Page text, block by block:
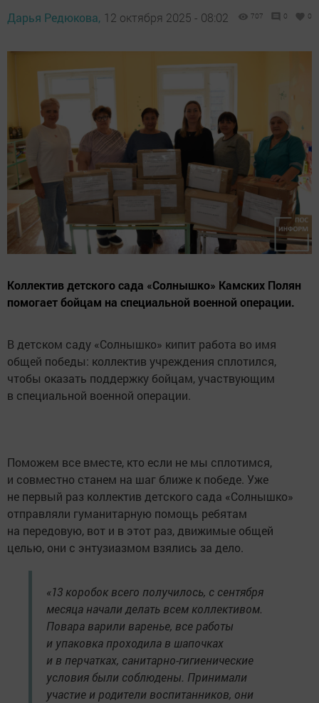
Дарья Редюкова, 12 октября 2025 - 08:02 707 0 0
Коллектив детского сада «Солнышко» Камских Полян
помогает бойцам на специальной военной операции.
В детском саду «Солнышко» кипит работа во имя
общей победы: коллектив учреждения сплотился,
чтобы оказать поддержку бойцам, участвующим
в специальной военной операции.
Поможем все вместе, кто если не мы сплотимся,
и совместно станем на шаг ближе к победе. Уже
не первый раз коллектив детского сада «Солнышко»
отправляли гуманитарную помощь ребятам
на передовую, вот и в этот раз, движимые общей
целью, они с энтузиазмом взялись за дело.
«13 коробок всего получилось, с сентября
месяца начали делать всем коллективом.
Повара варили варенье, все работы
и упаковка проходила в шапочках
и в перчатках, санитарно-гигиенические
условия были соблюдены. Принимали
участие и родители воспитанников, они